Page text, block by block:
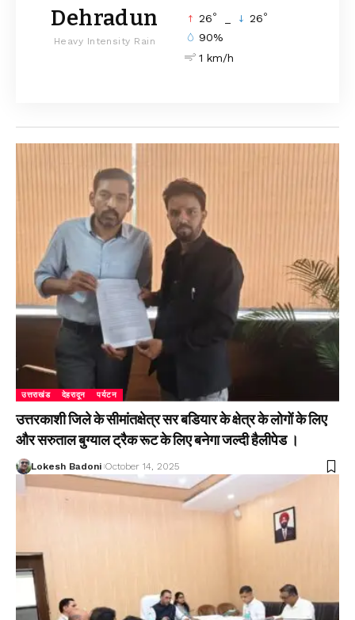
Dehradun
Heavy Intensity Rain
26° 26°
90%
1 km/h
उत्तराखंड देहरादून पर्यटन
उत्तरकाशी जिले के सीमांतक्षेत्र सर बडियार के क्षेत्र के लोगों के लिए
और सरुताल बुग्याल ट्रैक रूट के लिए बनेगा जल्दी हैलीपेड ।
Lokesh Badoni October 14, 2025